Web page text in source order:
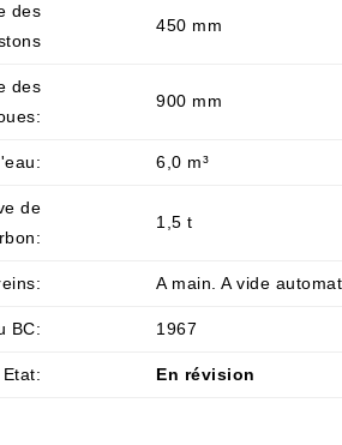
des
450 mm
des
900 mm
6,0 m³
de
1,5 t
A main. A vide
BC: 1967
Etat: En révision